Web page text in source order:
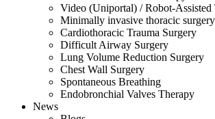
Video (Uniportal) / Robot-Assisted
Minimally invasive thoracic surgery
Cardiothoracic Trauma Surgery
Difficult Airway Surgery
Lung Volume Reduction Surgery
Chest Wall Surgery
Spontaneous Breathing
Endobronchial Valves Therapy
News